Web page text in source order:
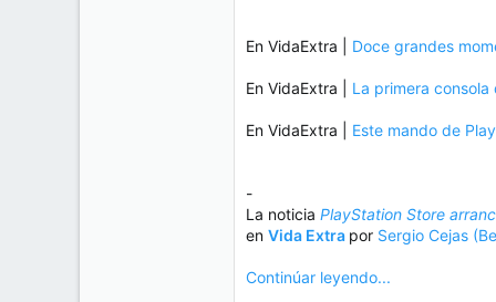
En VidaExtra | Doce grandes
En VidaExtra | La primera
En VidaExtra | Este mando de
-
La noticia PlayStation Store
en Vida Extra por Sergio Cejas
Continúar leyendo...